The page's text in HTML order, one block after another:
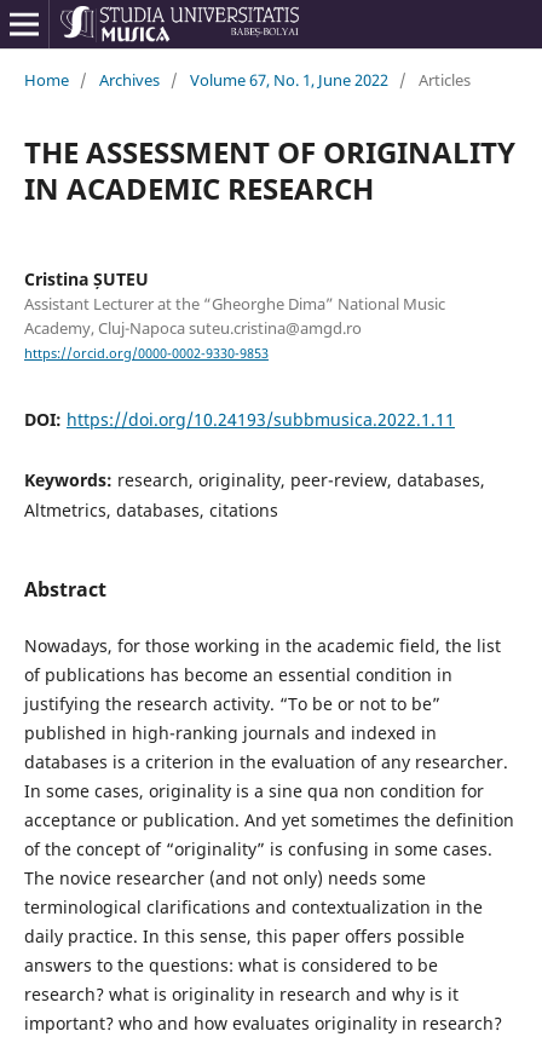
Home / Archives / Volume 67, No. 1, June 2022 / Articles
THE ASSESSMENT OF ORIGINALITY
IN ACADEMIC RESEARCH
Cristina ȘUTEU
Assistant Lecturer at the “Gheorghe Dima” National Music
Academy, Cluj-Napoca suteu.cristina@amgd.ro
https://orcid.org/0000-0002-9330-9853
DOI: https://doi.org/10.24193/subbmusica.2022.1.11
Keywords: research, originality, peer-review, databases,
Altmetrics, databases, citations
Abstract
Nowadays, for those working in the academic field, the list
of publications has become an essential condition in
justifying the research activity. “To be or not to be”
published in high-ranking journals and indexed in
databases is a criterion in the evaluation of any researcher.
In some cases, originality is a sine qua non condition for
acceptance or publication. And yet sometimes the definition
of the concept of “originality” is confusing in some cases.
The novice researcher (and not only) needs some
terminological clarifications and contextualization in the
daily practice. In this sense, this paper offers possible
answers to the questions: what is considered to be
research? what is originality in research and why is it
important? who and how evaluates originality in research?